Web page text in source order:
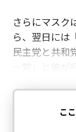
さらにマスク
ら、翌日には
民主党と共和